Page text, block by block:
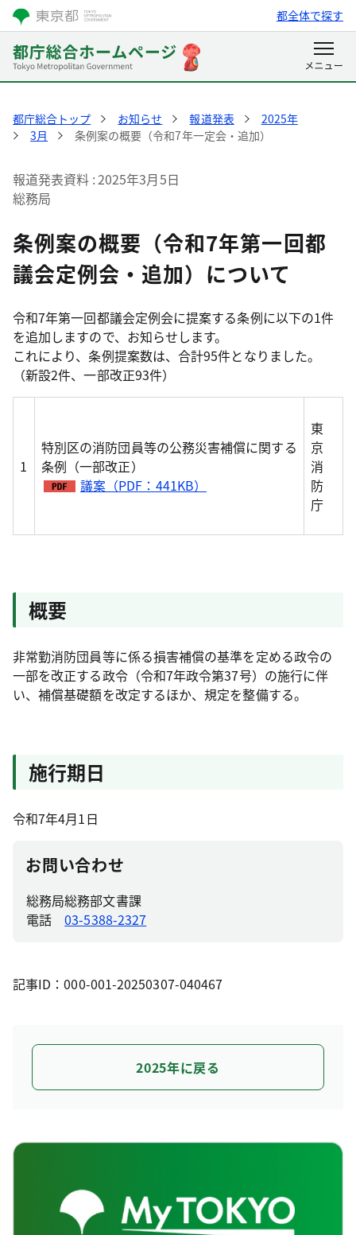
都全体で探す
都庁総合トップ お知らせ 報道発表
2025年
3月
条例案の概要（令和7年一定会・追加）
報道発表資料 2025年3月5日
総務局
条例案の概要（令和7年第一回都
議会定例会・追加）について
令和7年第一回都議会定例会に提案する条例に以下の1件
を追加しますので、お知らせします。
これにより、条例提案数は、合計95件となりました。
（新設2件、一部改正93件）
1
特別区の消防団員等の公務災害補償に関する
条例（一部改正）
議案（PDF：441KB）
東
京
消
防
庁
概要
非常勤消防団員等に係る損害補償の基準を定める政令の
一部を改正する政令（令和7年政令第37号）の施行に伴
い、補償基礎額を改定するほか、規定を整備する。
施行期日
令和7年4月1日
お問い合わせ
総務局総務部文書課
電話03-5388-2327
記事ID：000-001-20250307-040467
2025年に戻る